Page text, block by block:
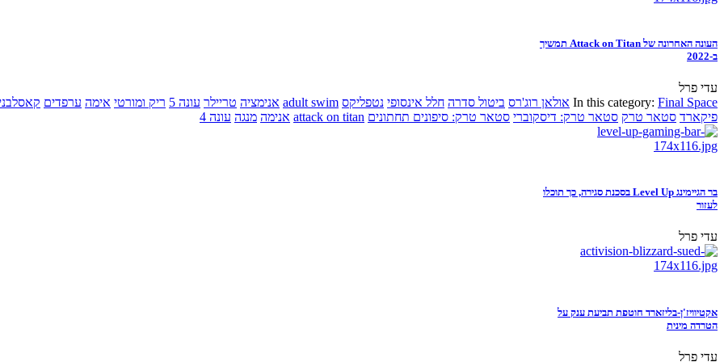
העונה האחרונה של Attack on Titan תמשיך
ב-2022
עדי פרל
In this category: Final Space אולאן רוג'רס ביטול סדרה חלל אינסופי נטפליקס adult swim אנימציה טריילר עונה 5 ריק ומורטי אימה ערפדים
פיקארד סטאר טרק סטאר טרק: דיסקוברי סטאר טרק: סיפונים תחתונים attack on titan אנימה מנגה עונה 4
בר הגיימינג Level Up בסכנת סגירה, כך תוכלו
לעזור
עדי פרל
אקטיוויז'ן-בליזארד חוטפת תביעת ענק על
הטרדה מינית
עדי פרל